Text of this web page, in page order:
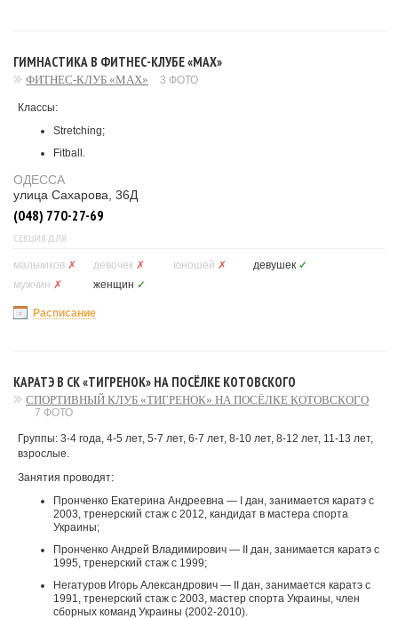
ГИМНАСТИКА В ФИТНЕС-КЛУБЕ «MAX»
ФИТНЕС-КЛУБ «MAX» 3 ФОТО
Классы:
Stretching;
Fitball.
ОДЕССА
улица Сахарова, 36Д
(048) 770-27-69
СЕКЦИЯ ДЛЯ
мальчиков ✗ девочек ✗ юношей ✗ девушек ✓
мужчин ✗ женщин ✓
Расписание
КАРАТЭ В СК «ТИГРЕНОК» НА ПОСЁЛКЕ КОТОВСКОГО
СПОРТИВНЫЙ КЛУБ «ТИГРЕНОК» НА ПОСЁЛКЕ КОТОВСКОГО
7 ФОТО
Группы: 3-4 года, 4-5 лет, 5-7 лет, 6-7 лет, 8-10 лет, 8-12 лет, 11-13 лет,
взрослые.
Занятия проводят:
Пронченко Екатерина Андреевна — I дан, занимается каратэ с
2003, тренерский стаж с 2012, кандидат в мастера спорта
Украины;
Пронченко Андрей Владимирович — II дан, занимается каратэ с
1995, тренерский стаж с 1999;
Негатуров Игорь Александрович — II дан, занимается каратэ с
1991, тренерский стаж с 2003, мастер спорта Украины, член
сборных команд Украины (2002-2010).